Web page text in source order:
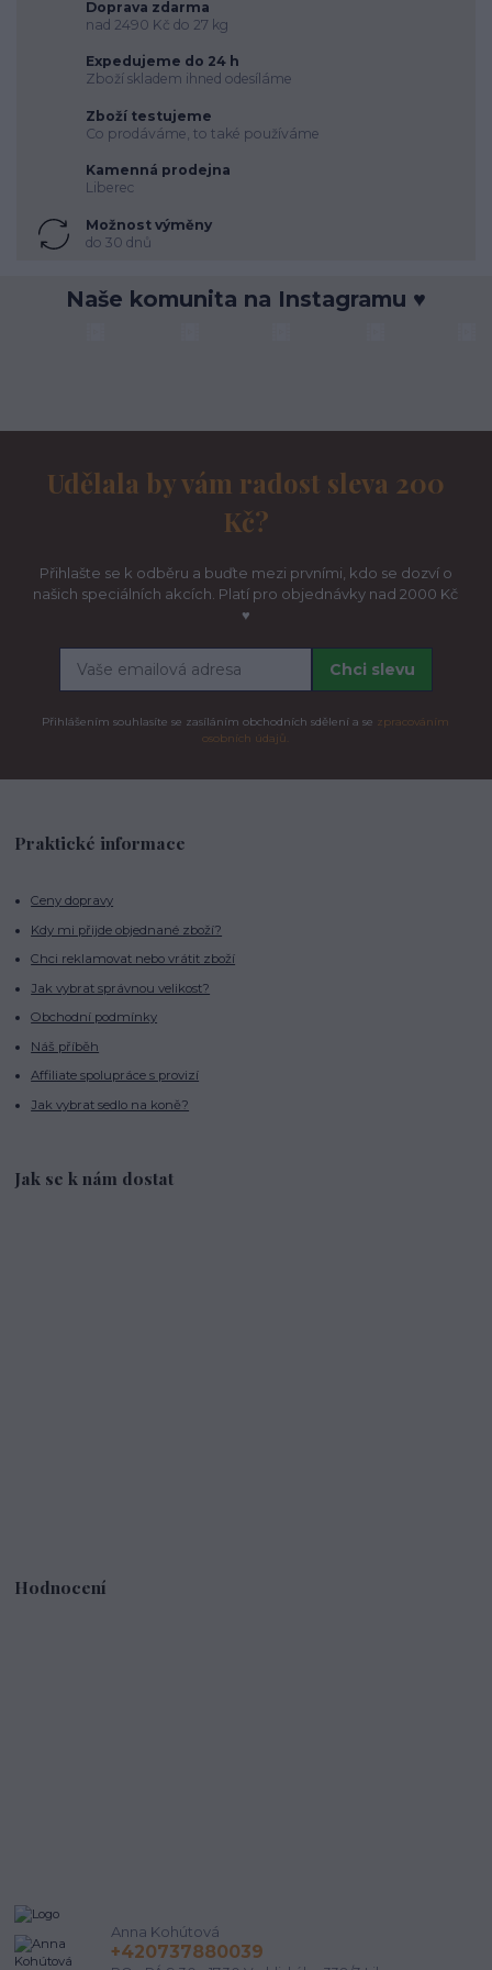
Doprava zdarma
nad 2490 Kč do 27 kg
Expedujeme do 24 h
Zboží skladem ihned odesíláme
Zboží testujeme
Co prodáváme, to také používáme
Kamenná prodejna
Liberec
Možnost výměny
do 30 dnů
Naše komunita na Instagramu ♥
Udělala by vám radost sleva 200
Kč?
Přihlašte se k odběru a buďte mezi prvními, kdo se dozví o
našich speciálních akcích. Platí pro objednávky nad 2000 Kč
♥
Chci slevu
Přihlášením souhlasíte se zasíláním obchodních sdělení a se zpracováním
osobních údajů.
Praktické informace
Ceny dopravy
Kdy mi přijde objednané zboží?
Chci reklamovat nebo vrátit zboží
Jak vybrat správnou velikost?
Obchodní podmínky
Náš příběh
Affiliate spolupráce s provizí
Jak vybrat sedlo na koně?
Jak se k nám dostat
Hodnocení
Anna Kohútová
+420737880039